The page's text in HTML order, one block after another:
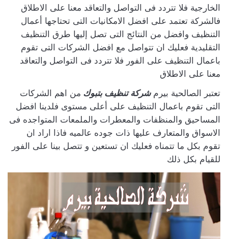
الخارجية فلا تتردد فى التواصل والتعاقد معنا على الاطلاق
فالشركة تعتمد على افضل الامكانيات التى تحتاجها أعمال
التنظيف وافضل من النتائج التى تصل إليها طرق التنظيف
التقليدية فعليك ان تتواصل مع افضل الشركات التى تقوم
باعمال التنظيف على الفور فلا تتردد فى التواصل والتعاقد
معنا على الاطلاق
تعتبر الصالحية بيرمشركة تنظيف بتبوك من اهم الشركات
التى تقوم باعمال التنظيف على أعلى مستوى فلدينا افضل
المساحيق والمنظفات والمعطرات والملمعات المتواجده فى
الاسواق والمتعارف عليها ذات جوده عالميه فاذا اراد ان
تقوم بكل ما تتمناه فعليك ان تستعين و تتصل بينا على الفور
للقيام بكل ذلك